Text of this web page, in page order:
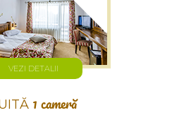
VEZI DETALII
1 cameră